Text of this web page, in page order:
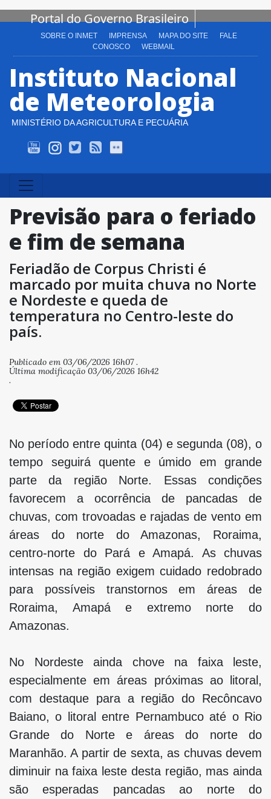
Portal do Governo Brasileiro
SOBRE O INMET IMPRENSA MAPA DO SITE
FALE
CONOSCO
WEBMAIL
Instituto Nacional
de Meteorologia
MINISTÉRIO DA AGRICULTURA E PECUÁRIA
INMET TV
Instagram
TwitterAlert-AS RSS
Previsão para o feriado
e fim de semana
Feriadão de Corpus Christi é
marcado por muita chuva no Norte
e Nordeste e queda de
temperatura no Centro-leste do
país.
Publicado em 03/06/2026 16h07 .
Última modificação 03/06/2026 16h42
.
No período entre quinta (04) e segunda (08), o
tempo seguirá quente e úmido em grande
parte da região Norte. Essas condições
favorecem a ocorrência de pancadas de
chuvas, com trovoadas e rajadas de vento em
áreas do norte do Amazonas, Roraima,
centro-norte do Pará e Amapá. As chuvas
intensas na região exigem cuidado redobrado
para possíveis transtornos em áreas de
Roraima, Amapá e extremo norte do
Amazonas.
No Nordeste ainda chove na faixa leste,
especialmente em áreas próximas ao litoral,
com destaque para a região do Recôncavo
Baiano, o litoral entre Pernambuco até o Rio
Grande do Norte e áreas do norte do
Maranhão. A partir de sexta, as chuvas devem
diminuir na faixa leste desta região, mas ainda
são esperadas pancadas ao norte do